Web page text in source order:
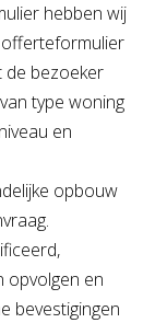
hebben wij
de bezoeker
type woning
en
opbouw
opvolgen en
bevestigingen